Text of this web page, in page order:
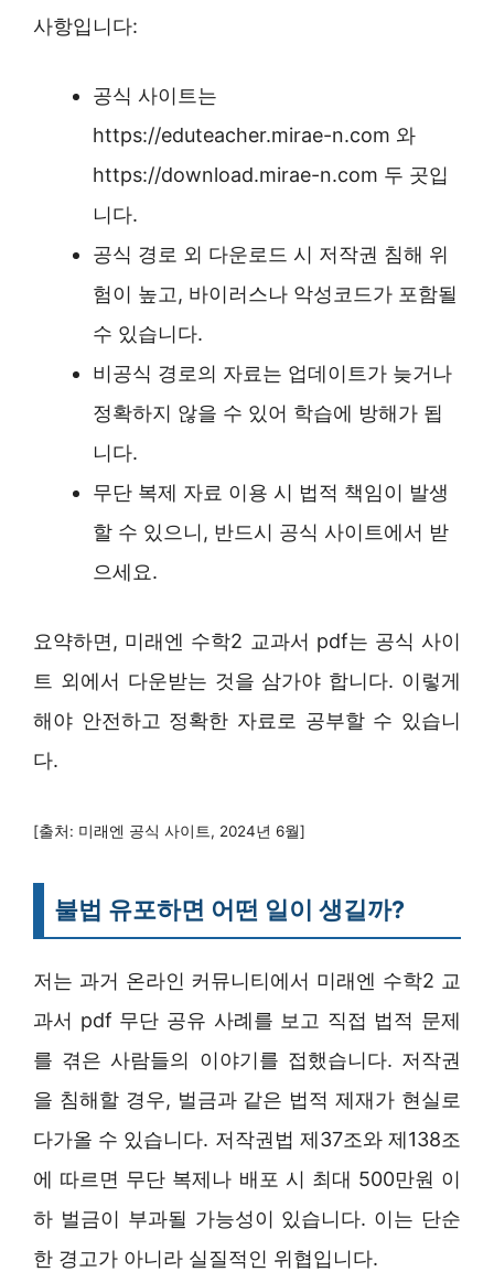
사항입니다:
공식 사이트는
https://eduteacher.mirae-n.com 와
https://download.mirae-n.com 두 곳입
니다.
공식 경로 외 다운로드 시 저작권 침해 위
험이 높고, 바이러스나 악성코드가 포함될
수 있습니다.
비공식 경로의 자료는 업데이트가 늦거나
정확하지 않을 수 있어 학습에 방해가 됩
니다.
무단 복제 자료 이용 시 법적 책임이 발생
할 수 있으니, 반드시 공식 사이트에서 받
으세요.
요약하면, 미래엔 수학2 교과서 pdf는 공식 사이
트 외에서 다운받는 것을 삼가야 합니다. 이렇게
해야 안전하고 정확한 자료로 공부할 수 있습니
다.
[출처: 미래엔 공식 사이트, 2024년 6월]
불법 유포하면 어떤 일이 생길까?
저는 과거 온라인 커뮤니티에서 미래엔 수학2 교
과서 pdf 무단 공유 사례를 보고 직접 법적 문제
를 겪은 사람들의 이야기를 접했습니다. 저작권
을 침해할 경우, 벌금과 같은 법적 제재가 현실로
다가올 수 있습니다. 저작권법 제37조와 제138조
에 따르면 무단 복제나 배포 시 최대 500만원 이
하 벌금이 부과될 가능성이 있습니다. 이는 단순
한 경고가 아니라 실질적인 위협입니다.